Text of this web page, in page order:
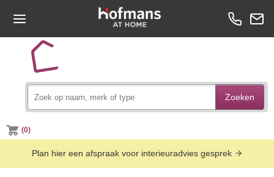
Zoeken
(0)
Plan hier een afspraak voor interieuradvies gesprek